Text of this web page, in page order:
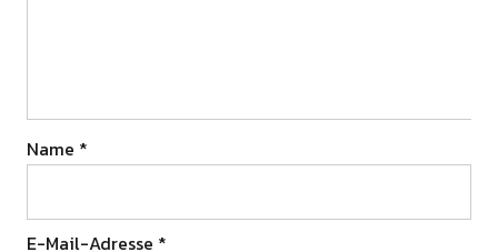
Name *
E-Mail-Adresse *